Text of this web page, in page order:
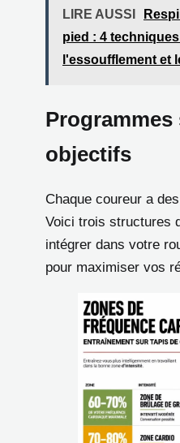
LIRE AUSSI
pied : 4
l'essoufflement et
Programmes
objectifs
Chaque coureur a
Voici trois structures
intégrer dans votre
pour maximiser vos